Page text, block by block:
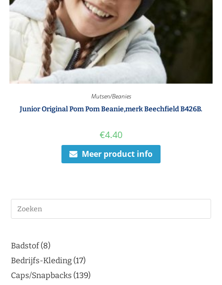
Mutsen/Beanies
Junior Original Pom Pom Beanie,merk Beechfield B426B.
€4.40
Meer product info
Badstof 8
Bedrijfs-Kleding 17
Caps/Snapbacks 139